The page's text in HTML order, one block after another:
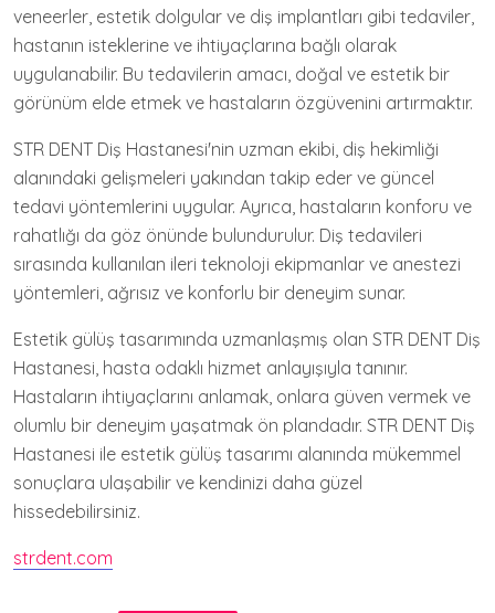
veneerler, estetik dolgular ve diş implantları gibi tedaviler,
hastanın isteklerine ve ihtiyaçlarına bağlı olarak
uygulanabilir. Bu tedavilerin amacı, doğal ve estetik bir
görünüm elde etmek ve hastaların özgüvenini artırmaktır.
STR DENT Diş Hastanesi'nin uzman ekibi, diş hekimliği
alanındaki gelişmeleri yakından takip eder ve güncel
tedavi yöntemlerini uygular. Ayrıca, hastaların konforu ve
rahatlığı da göz önünde bulundurulur. Diş tedavileri
sırasında kullanılan ileri teknoloji ekipmanlar ve anestezi
yöntemleri, ağrısız ve konforlu bir deneyim sunar.
Estetik gülüş tasarımında uzmanlaşmış olan STR DENT Diş
Hastanesi, hasta odaklı hizmet anlayışıyla tanınır.
Hastaların ihtiyaçlarını anlamak, onlara güven vermek ve
olumlu bir deneyim yaşatmak ön plandadır. STR DENT Diş
Hastanesi ile estetik gülüş tasarımı alanında mükemmel
sonuçlara ulaşabilir ve kendinizi daha güzel
hissedebilirsiniz.
strdent.com